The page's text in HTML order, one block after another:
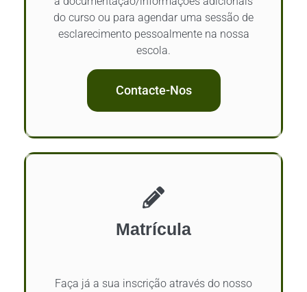
do curso ou para agendar uma sessão de
esclarecimento pessoalmente na nossa
escola.
Contacte-Nos
Matrícula
Faça já a sua inscrição através do nosso